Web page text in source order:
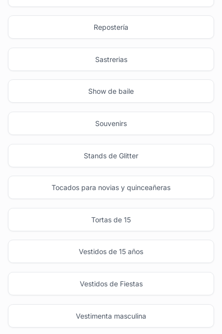
Repostería
Sastrerias
Show de baile
Souvenirs
Stands de Glitter
Tocados para novias y quinceañeras
Tortas de 15
Vestidos de 15 años
Vestidos de Fiestas
Vestimenta masculina